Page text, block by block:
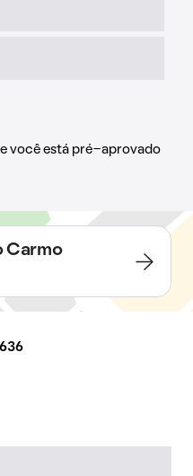
você está pré-aprovado
Carmo